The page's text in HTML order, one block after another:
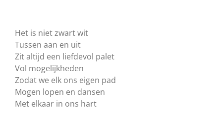
Het is niet zwart wit
Tussen aan en uit
Zit altijd een liefdevol palet
Vol mogelijkheden
Zodat we elk ons eigen pad
Mogen lopen en dansen
Met elkaar in ons hart